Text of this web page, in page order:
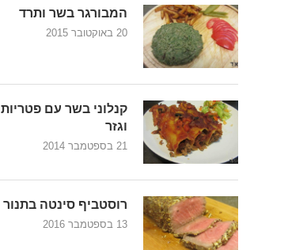
המבורגר בשר ותרד
20 באוקטובר 2015
קנלוני בשר עם פטריות
וגזר
21 בספטמבר 2014
רוסטביף סינטה בתנור
13 בספטמבר 2016